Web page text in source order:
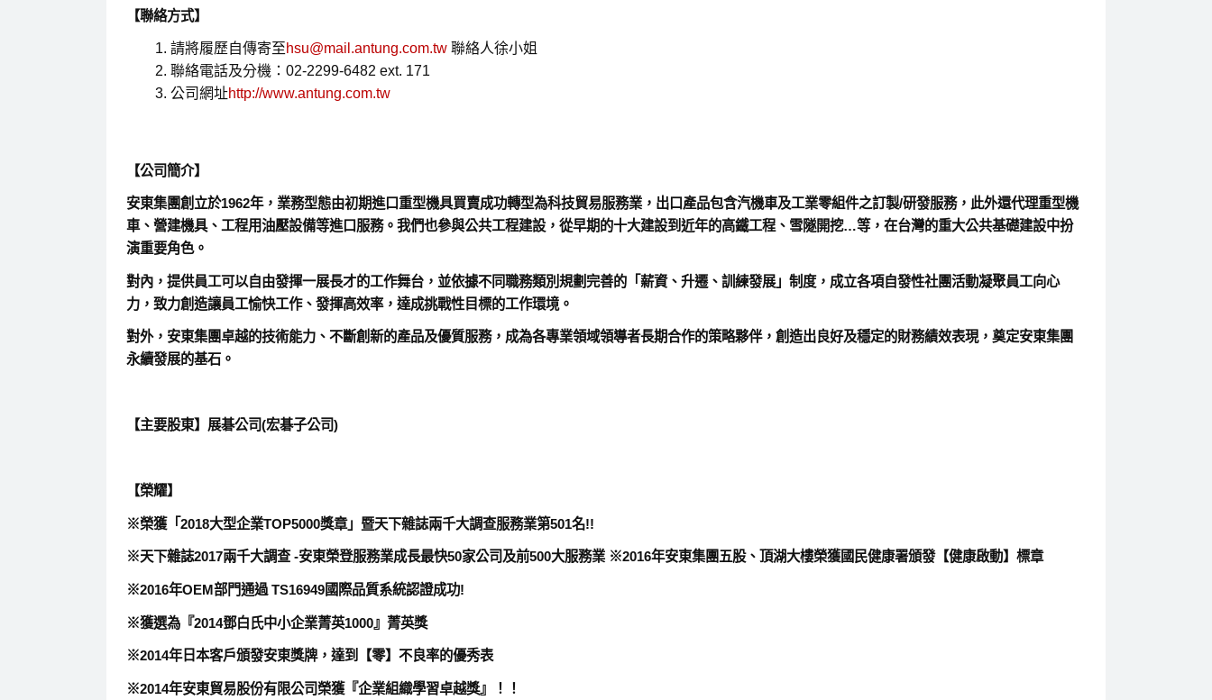
【聯絡方式】
請將履歷自傳寄至hsu@mail.antung.com.tw聯絡人徐小姐
聯絡電話及分機：02-2299-6482 ext. 171
公司網址http://www.antung.com.tw
【公司簡介】
安東集團創立於1962年，業務型態由初期進口重型機具買賣成功轉型為科技貿易服務業，出口產品包含汽機車及工業零組件之訂製/研發服務，此外還代理重型機
車、營建機具、工程用油壓設備等進口服務。我們也參與公共工程建設，從早期的十大建設到近年的高鐵工程、雪隧開挖…等，在台灣的重大公共基礎建設中扮
演重要角色。
對內，提供員工可以自由發揮一展長才的工作舞台，並依據不同職務類別規劃完善的「薪資、升遷、訓練發展」制度，成立各項自發性社團活動凝聚員工向心
力，致力創造讓員工愉快工作、發揮高效率，達成挑戰性目標的工作環境。
對外，安東集團卓越的技術能力、不斷創新的產品及優質服務，成為各專業領域領導者長期合作的策略夥伴，創造出良好及穩定的財務績效表現，奠定安東集團
永續發展的基石。
【主要股東】展碁公司(宏碁子公司)
【榮耀】
※榮獲「2018大型企業TOP5000獎章」暨天下雜誌兩千大調查服務業第501名!!
※天下雜誌2017兩千大調查 -安東榮登服務業成長最快50家公司及前500大服務業 ※2016年安東集團五股、頂湖大樓榮獲國民健康署頒發【健康啟動】標章
※2016年OEM部門通過 TS16949國際品質系統認證成功!
※獲選為『2014鄧白氏中小企業菁英1000』菁英獎
※2014年日本客戶頒發安東獎牌，達到【零】不良率的優秀表
※2014年安東貿易股份有限公司榮獲『企業組織學習卓越獎』！！